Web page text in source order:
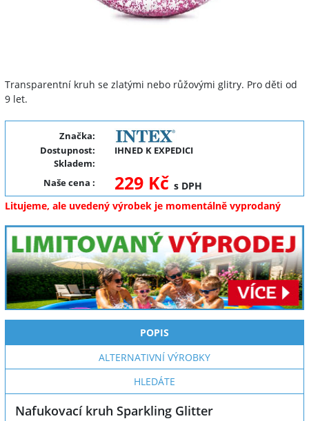
Transparentní kruh se zlatými nebo růžovými glitry. Pro děti od
9 let.
Značka:
Dostupnost:
IHNED K EXPEDICI
Skladem:
Naše cena : 229 Kč s DPH
Litujeme, ale uvedený výrobek je momentálně vyprodaný
POPIS
ALTERNATIVNÍ VÝROBKY
HLEDÁTE
Nafukovací kruh Sparkling Glitter